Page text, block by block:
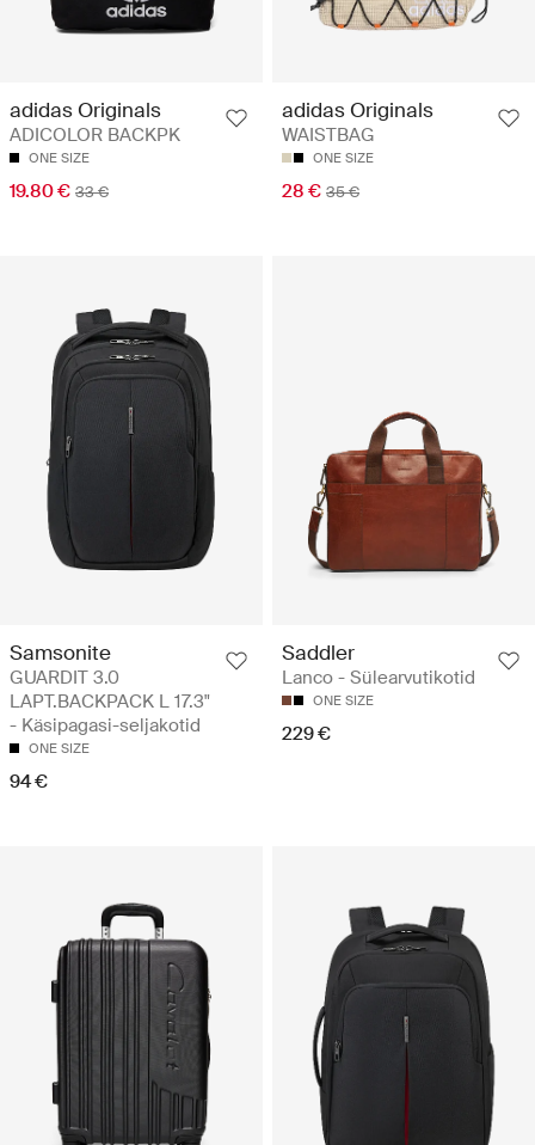
adidas Originals
ADICOLOR BACKPK
ONE SIZE
19.80 € 33 €
adidas Originals
WAISTBAG
ONE SIZE
28 € 35 €
Samsonite
GUARDIT 3.0
LAPT.BACKPACK L 17.3"
- Käsipagasi-seljakotid
ONE SIZE
94 €
Saddler
Lanco - Sülearvutikotid
ONE SIZE
229 €